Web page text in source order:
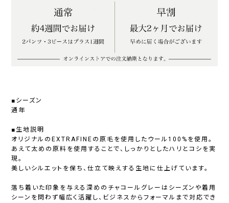
■シーズン
通年
■生地説明
オリジナルのEXTRAFINEの原毛を使用したウール100%を使用。
あえて太めの原料を使用することで、しっかりとしたハリとコシを実
現。
美しいシルエットを保ち、仕立て映えする生地に仕上げています。
落ち着いた印象を与える深めのチャコールグレーはシーズンや着用
シーンを問わず幅広く活躍し、ビジネスからフォーマルまで対応でき